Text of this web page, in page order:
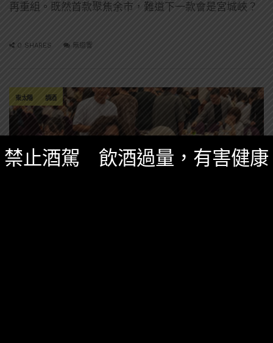
再重組。既然首款聚焦余市，難道下一款會是宮城峽？
0 SHARES 無迴響
東太陽 調酒
禁止酒駕 飲酒過量，有害健康